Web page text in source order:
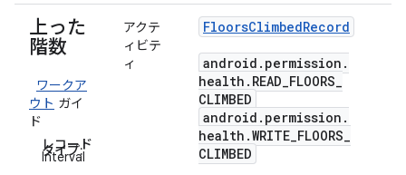
上った
階数
ワークア
ウト ガイ
ド
レコード
タイプ:
Interval
アクテ
ィビテ
ィ
FloorsClimbedRecord
android . permission .
health . READ_FLOORS_
CLIMBED
android . permission .
health .WRITE_FLOORS_
CLIMBED